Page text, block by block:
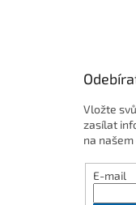
Vložte
zasílat
na
E-mail